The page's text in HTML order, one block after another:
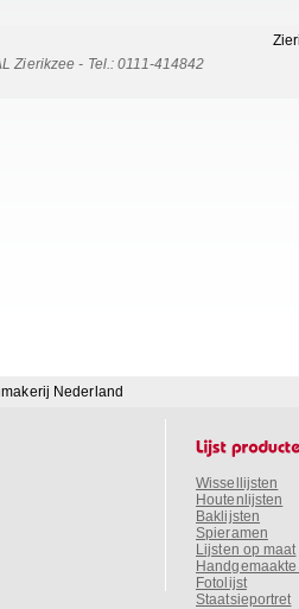
Zierikzee - Tel.: 0111-414842
Nederland
Wissellijsten
Houtenlijsten
Baklijsten
Spieramen
Lijsten op maat
Fotolijst
Staatsieportret